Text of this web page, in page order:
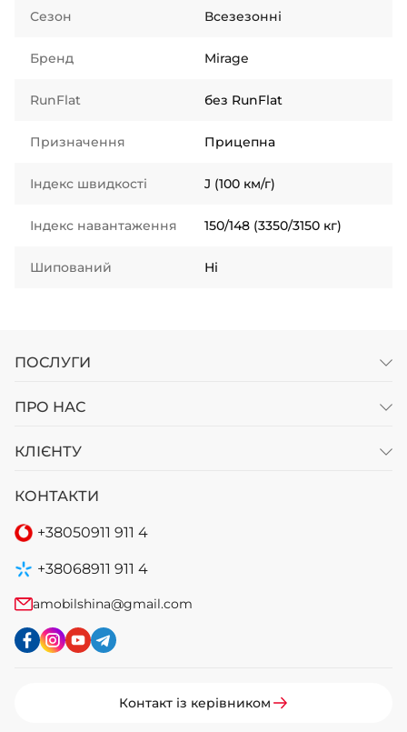
Сезон Всезезонні
Бренд Mirage
RunFlat без RunFlat
Призначення Прицепна
Індекс швидкості J (100 км/г)
Індекс навантаження 150/148 (3350/3150 кг)
Шипований Ні
ПОСЛУГИ
ПРО НАС
КЛІЄНТУ
КОНТАКТИ
+38050911 911 4
+38068911 911 4
amobilshina@gmail.com
Контакт із керівником